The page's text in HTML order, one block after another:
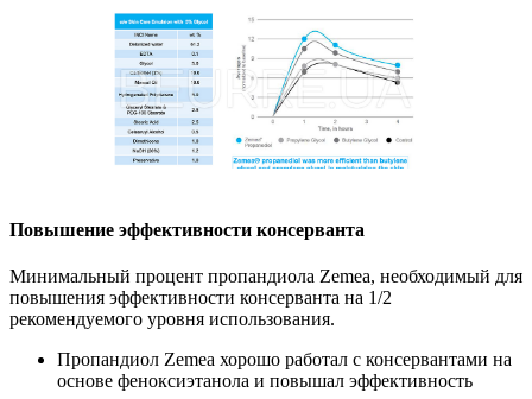
Повышение эффективности консерванта
Минимальный процент пропандиола Zemea, необходимый для
повышения эффективности консерванта на 1/2
рекомендуемого уровня использования.
Пропандиол Zemea хорошо работал с консервантами на
основе феноксиэтанола и повышал эффективность